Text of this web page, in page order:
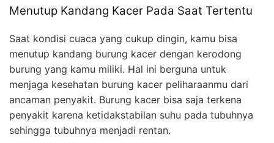
Menutup Kandang Kacer Pada Saat Tertentu
Saat kondisi cuaca yang cukup dingin, kamu bisa
menutup kandang burung kacer dengan kerodong
burung yang kamu miliki. Hal ini berguna untuk
menjaga kesehatan burung kacer peliharaanmu dari
ancaman penyakit. Burung kacer bisa saja terkena
penyakit karena ketidakstabilan suhu pada tubuhnya
sehingga tubuhnya menjadi rentan.